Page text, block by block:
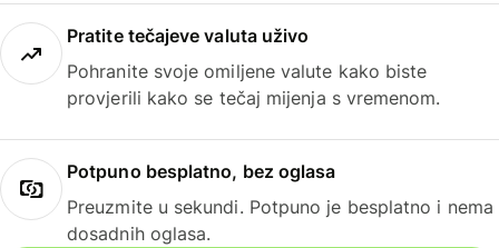
Pratite tečajeve valuta uživo
Pohranite svoje omiljene valute kako biste
provjerili kako se tečaj mijenja s vremenom.
Potpuno besplatno, bez oglasa
Preuzmite u sekundi. Potpuno je besplatno i nema
dosadnih oglasa.